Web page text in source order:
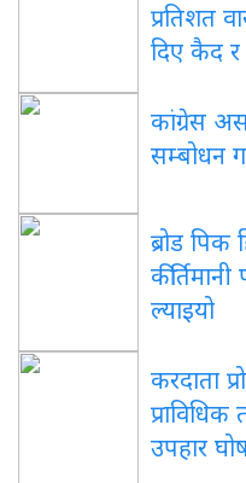
प्रतिशत
दिए कैद र
कांग्रेस
सम्बोधन
ब्रोड पिक
ल्याइयो
करदाता
प्राविधिक
उपहार